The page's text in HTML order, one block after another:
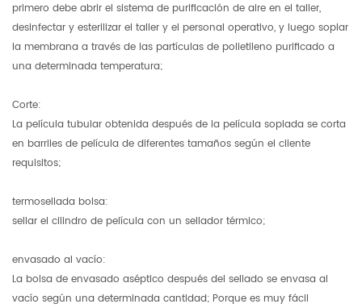
primero debe abrir el sistema de purificación de aire en el taller,
desinfectar y esterilizar el taller y el personal operativo, y luego soplar
la membrana a través de las partículas de polietileno purificado a
una determinada temperatura;
Corte:
La película tubular obtenida después de la película soplada se corta
en barriles de película de diferentes tamaños según el cliente
requisitos;
termosellada bolsa:
sellar el cilindro de película con un sellador térmico;
envasado al vacío:
La bolsa de envasado aséptico después del sellado se envasa al
vacío según una determinada cantidad; Porque es muy fácil